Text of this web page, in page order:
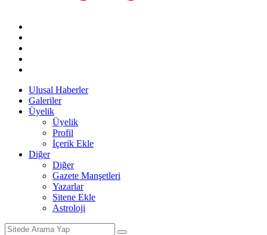
Ulusal Haberler
Galeriler
Üyelik
Üyelik
Profil
İçerik Ekle
Diğer
Diğer
Gazete Manşetleri
Yazarlar
Sitene Ekle
Astroloji